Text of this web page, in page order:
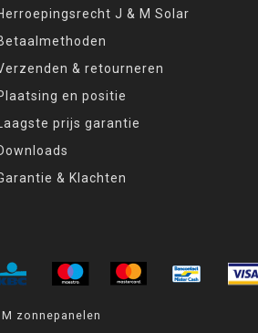
J & M Solar
& retourneren
en positie
Laagste prijs garantie
& Klachten
zonnepanelen